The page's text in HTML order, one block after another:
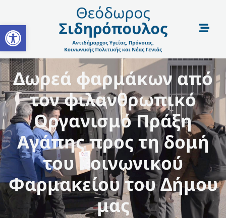
Open toolbar
Δωρεά φαρμάκων από
τον φιλανθρωπικό
Οργανισμό Πράξη
Αγάπης προς τη δομή
του Κοινωνικού
Φαρμακείου του Δήμου
μας